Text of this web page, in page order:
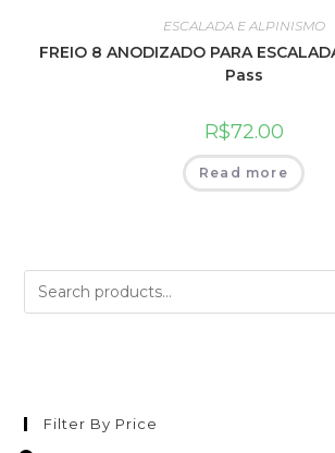
ESCALADA E ALPINISMO
FREIO 8 ANODIZADO PARA
Pass
R$72.00
Read more
Filter By Price